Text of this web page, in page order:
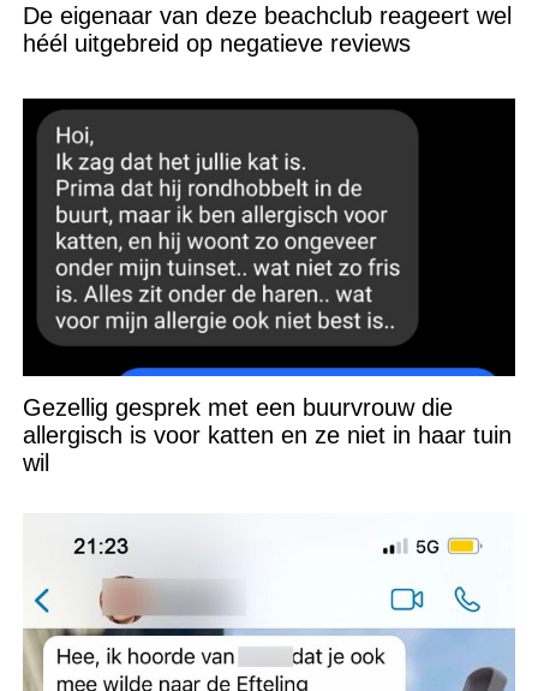
De eigenaar van deze beachclub reageert wel
héél uitgebreid op negatieve reviews
Gezellig gesprek met een buurvrouw die
allergisch is voor katten en ze niet in haar tuin
wil